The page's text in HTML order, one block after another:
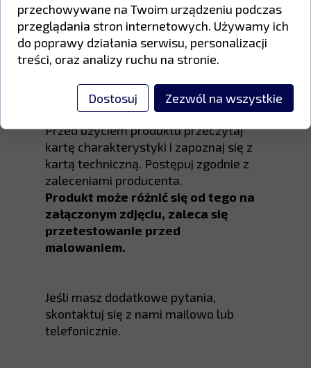
promieniowanie UV i warunki
atmosferyczne.
suchym, przewiewnym miejscu, w
temperaturze od 5°C do 25°C.
Przed użyciem produktu przeczytaj
kartę charakterystyki i zapoznaj się z
kartą techniczną. Postępuj zgodnie z
zaleceniami producenta.
Produkt może różnić się od tego na
załączonym zdjęciu, zaleca się
przetestowanie przed
malowaniem.
Jeśli masz dodatkowe pytania,
skontaktuj się z nami mailowo lub
telefonicznie.
przechowywane na Twoim urządzeniu podczas
przeglądania stron internetowych. Używamy ich
do poprawy działania serwisu, personalizacji
treści, oraz analizy ruchu na stronie.
Dostosuj Zezwól na wszystkie